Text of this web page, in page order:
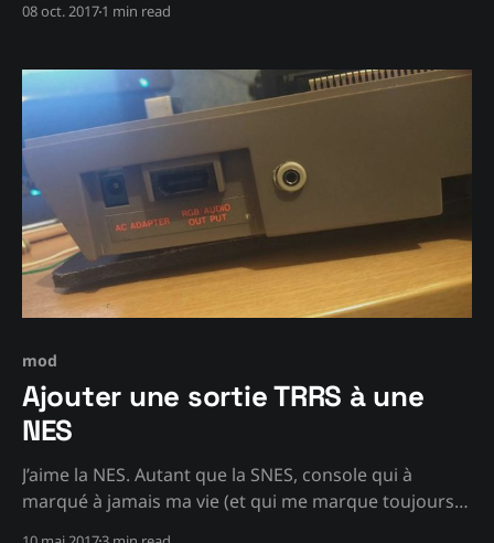
Warrior). Selon ses dires, elle a été réalisée en 7 jours.
l’auteur s’
08 oct. 20171 min read
mod
Ajouter une sortie TRRS à une
NES
J’aime la NES. Autant que la SNES, console qui à
marqué à jamais ma vie (et qui me marque toujours